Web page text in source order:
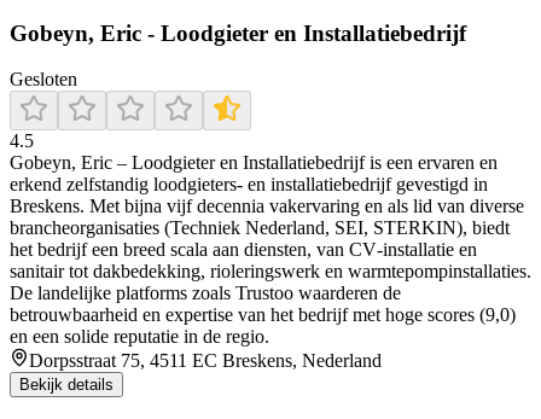
Gobeyn, Eric - Loodgieter en Installatiebedrijf
Gesloten
4.5
Gobeyn, Eric – Loodgieter en Installatiebedrijf is een ervaren en
erkend zelfstandig loodgieters- en installatiebedrijf gevestigd in
Breskens. Met bijna vijf decennia vakervaring en als lid van diverse
brancheorganisaties (Techniek Nederland, SEI, STERKIN), biedt
het bedrijf een breed scala aan diensten, van CV‑installatie en
sanitair tot dakbedekking, rioleringswerk en warmtepompinstallaties.
De landelijke platforms zoals Trustoo waarderen de
betrouwbaarheid en expertise van het bedrijf met hoge scores (9,0)
en een solide reputatie in de regio.
Dorpsstraat 75, 4511 EC Breskens, Nederland
Bekijk details